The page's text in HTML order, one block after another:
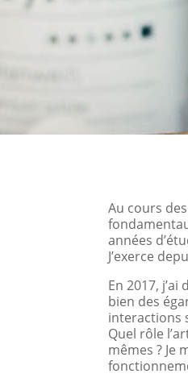
Au cours
années
J’exerce
En 2017,
bien des
interactions
Quel rôle
mêmes ? Je